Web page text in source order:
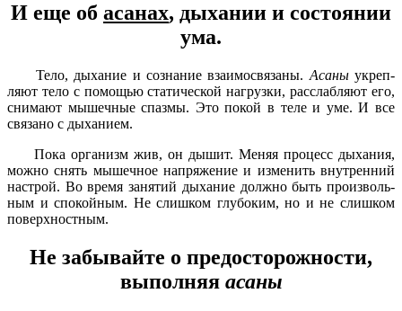
И еще об асанах, дыхании и состоянии
ума.
Тело, дыхание и сознание взаимосвязаны. Асаныукреп­
ляют тело с помощью статичес­кой нагрузки, расслабляют его,
снимают мышечные спазмы. Это покой в теле и уме. И все
связано с дыханием.
Пока организм жив, он дышит. Меняя процесс дыхания,
можно снять мышечное напря­жение и изменить внутренний
настрой. Во время занятий ды­хание должно быть произволь­
ным и спокойным. Не слишком глубоким, но и не слишком
по­верхностным.
Не забывайте о предосторожности,
выполняя асаны